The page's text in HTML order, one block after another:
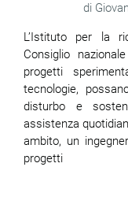
L’Istituto per la
Consiglio
progetti
tecnologie,
disturbo e
assistenza
ambito, un
progetti